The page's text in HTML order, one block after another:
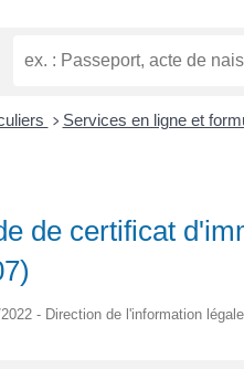
> Services en ligne et
de certificat
- Direction de l'information